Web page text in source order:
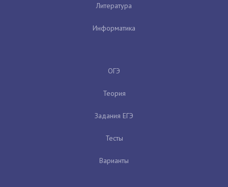
Литература
Информатика
ОГЭ
Теория
Задания ЕГЭ
Тесты
Варианты